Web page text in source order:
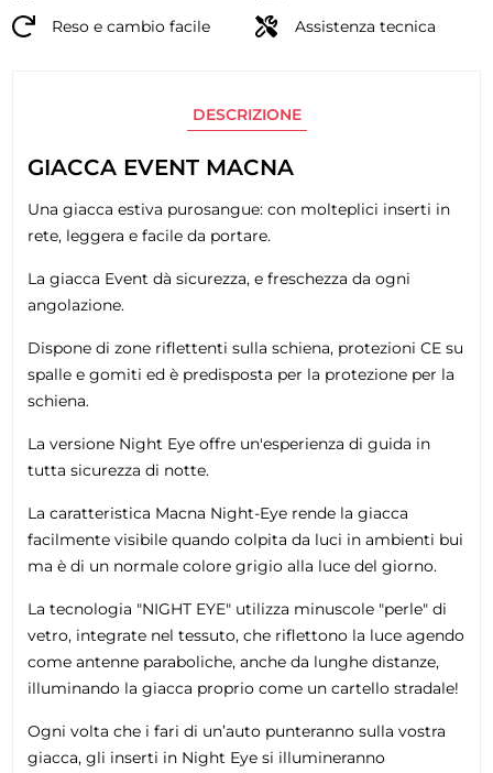
Reso e cambio facile
Assistenza tecnica
DESCRIZIONE
GIACCA EVENT MACNA
Una giacca estiva purosangue: con molteplici inserti in
rete, leggera e facile da portare.
La giacca Event dà sicurezza, e freschezza da ogni
angolazione.
Dispone di zone riflettenti sulla schiena, protezioni CE su
spalle e gomiti ed è predisposta per la protezione per la
schiena.
La versione Night Eye offre un'esperienza di guida in
tutta sicurezza di notte.
La caratteristica Macna Night-Eye rende la giacca
facilmente visibile quando colpita da luci in ambienti bui
ma è di un normale colore grigio alla luce del giorno.
La tecnologia "NIGHT EYE" utilizza minuscole "perle" di
vetro, integrate nel tessuto, che riflettono la luce agendo
come antenne paraboliche, anche da lunghe distanze,
illuminando la giacca proprio come un cartello stradale!
Ogni volta che i fari di un’auto punteranno sulla vostra
giacca, gli inserti in Night Eye si illumineranno